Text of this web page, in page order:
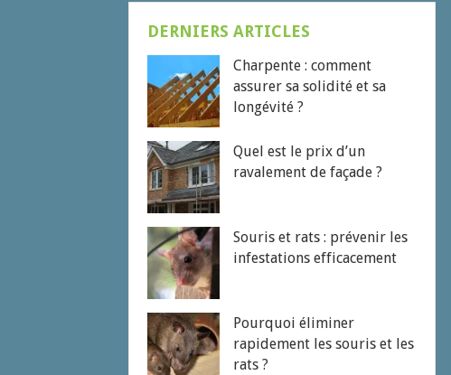
DERNIERS ARTICLES
Charpente : comment
assurer sa solidité et sa
longévité ?
Quel est le prix d’un
ravalement de façade ?
Souris et rats : prévenir les
infestations efficacement
Pourquoi éliminer
rapidement les souris et les
rats ?